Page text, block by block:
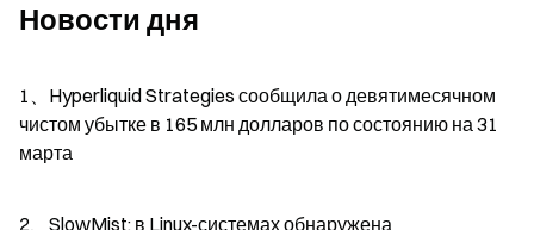
Новости дня
1、Hyperliquid Strategies сообщила о девятимесячном
чистом убытке в 165 млн долларов по состоянию на 31
марта
2、SlowMist: в Linux-системах обнаружена